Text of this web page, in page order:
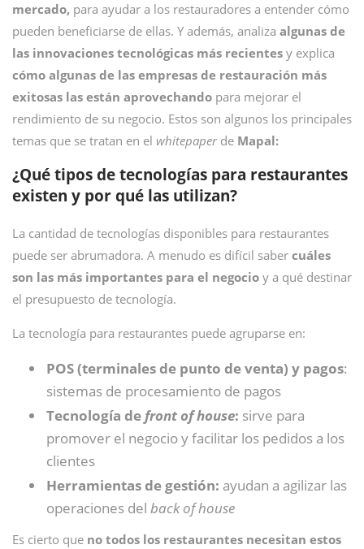
mercado, para ayudar a los restauradores a entender cómo
pueden beneficiarse de ellas. Y además, analiza algunas de
las innovaciones tecnológicas más recientes y explica
cómo algunas de las empresas de restauración más
exitosas las están aprovechando para mejorar el
rendimiento de su negocio. Estos son algunos los principales
temas que se tratan en el whitepaperde Mapal:
¿Qué tipos de tecnologías para restaurantes
existen y por qué las utilizan?
La cantidad de tecnologías disponibles para restaurantes
puede ser abrumadora. A menudo es difícil saber cuáles
son las más importantes para el negocio y a qué destinar
el presupuesto de tecnología.
La tecnología para restaurantes puede agruparse en:
POS (terminales de punto de venta) y pagos:
sistemas de procesamiento de pagos
Tecnología de front of house: sirve para
promover el negocio y facilitar los pedidos a los
clientes
Herramientas de gestión: ayudan a agilizar las
operaciones del back of house
Es cierto que no todos los restaurantes necesitan estos